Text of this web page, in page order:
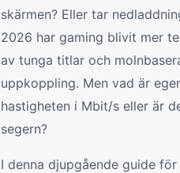
skärmen? Eller tar
2026 har gaming blivit mer
av tunga titlar och
uppkoppling. Men vad är
hastigheten i Mbit/s eller är
segern?
I denna djupgående guide